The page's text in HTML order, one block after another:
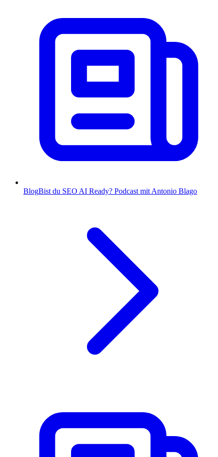
BlogBist du SEO AI Ready? Podcast mit Antonio Blago